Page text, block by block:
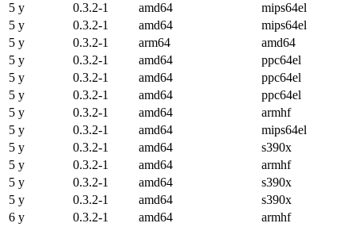
5 y
0.3.2-1 amd64
mips64el
5 y
0.3.2-1 amd64
mips64el
5 y
0.3.2-1 arm64
amd64
5 y
0.3.2-1 amd64
ppc64el
5 y
0.3.2-1 amd64
ppc64el
5 y
0.3.2-1 amd64
ppc64el
5 y
0.3.2-1 amd64
armhf
5 y
0.3.2-1 amd64
mips64el
5 y
0.3.2-1 amd64
s390x
5 y
0.3.2-1 amd64
armhf
5 y
0.3.2-1 amd64
s390x
5 y
0.3.2-1 amd64
s390x
6 y
0.3.2-1 amd64
armhf